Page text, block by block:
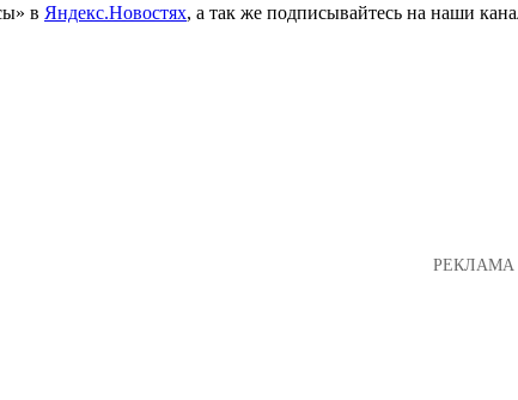
в Яндекс.Новостях, а так же подписывайтесь на наши